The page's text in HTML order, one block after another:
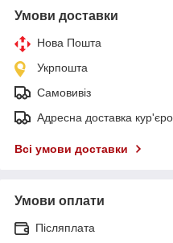
Умови доставки
Нова Пошта
Укрпошта
Самовивіз
Адресна доставка
Всі умови доставки
Умови оплати
Післяплата